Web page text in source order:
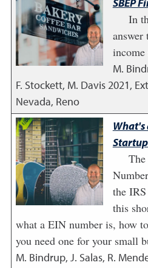
In
answer
income
M.
F. Stockett, M. Davis2021,
Nevada, Reno
What's
the
this
what a EIN number is, how
you need one for your small
M. Bindrup, J. Salas, R.